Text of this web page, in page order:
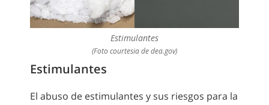
Estimulantes
(Foto courtesia de dea.gov)
Estimulantes
El abuso de estimulantes y sus riesgos para la